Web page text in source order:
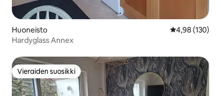
Huoneisto
4,98 (130)
Hardyglass Annex
Vieraiden suosikki
Vieraiden suosikki